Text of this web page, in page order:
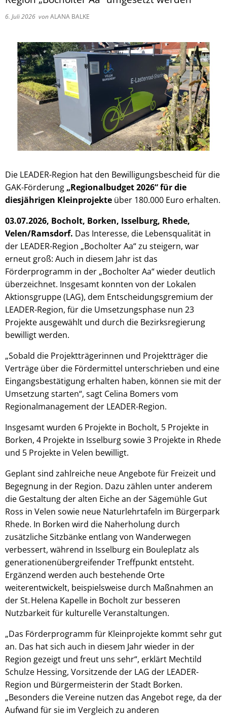
Hilfe zum Lebensunterhalt (3.
Nacht der Ausbildung
6. Juli 2026 vonALANA BALKE
Die LEADER-Region hat den Bewilligungsbescheid für die
GAK-Förderung „Regionalbudget 2026“ für die
diesjährigen Kleinprojekte über 180.000 Euro erhalten.
03.07.2026, Bocholt, Borken, Isselburg, Rhede,
Velen/Ramsdorf. Das Interesse, die Lebensqualität in
der LEADER-Region „Bocholter Aa“ zu steigern, war
erneut groß: Auch in diesem Jahr ist das
Förderprogramm in der „Bocholter Aa“ wieder deutlich
überzeichnet. Insgesamt konnten von der Lokalen
Aktionsgruppe (LAG), dem Entscheidungsgremium der
LEADER-Region, für die Umsetzungsphase nun 23
Projekte ausgewählt und durch die Bezirksregierung
bewilligt werden.
„Sobald die Projektträgerinnen und Projektträger die
Verträge über die Fördermittel unterschrieben und eine
Eingangsbestätigung erhalten haben, können sie mit der
Umsetzung starten“, sagt Celina Bomers vom
Regionalmanagement der LEADER-Region.
Insgesamt wurden 6 Projekte in Bocholt, 5 Projekte in
Borken, 4 Projekte in Isselburg sowie 3 Projekte in Rhede
und 5 Projekte in Velen bewilligt.
Geplant sind zahlreiche neue Angebote für Freizeit und
Begegnung in der Region. Dazu zählen unter anderem
die Gestaltung der alten Eiche an der Sägemühle Gut
Ross in Velen sowie neue Naturlehrtafeln im Bürgerpark
Rhede. In Borken wird die Naherholung durch
zusätzliche Sitzbänke entlang von Wanderwegen
verbessert, während in Isselburg ein Bouleplatz als
generationenübergreifender Treffpunkt entsteht.
Ergänzend werden auch bestehende Orte
weiterentwickelt, beispielsweise durch Maßnahmen an
der St. Helena Kapelle in Bocholt zur besseren
Nutzbarkeit für kulturelle Veranstaltungen.
„Das Förderprogramm für Kleinprojekte kommt sehr gut
an. Das hat sich auch in diesem Jahr wieder in der
Region gezeigt und freut uns sehr“, erklärt Mechtild
Schulze Hessing, Vorsitzende der LAG der LEADER-
Region und Bürgermeisterin der Stadt Borken.
„Besonders die Vereine nutzen das Angebot rege, da der
Aufwand für sie im Vergleich zu anderen